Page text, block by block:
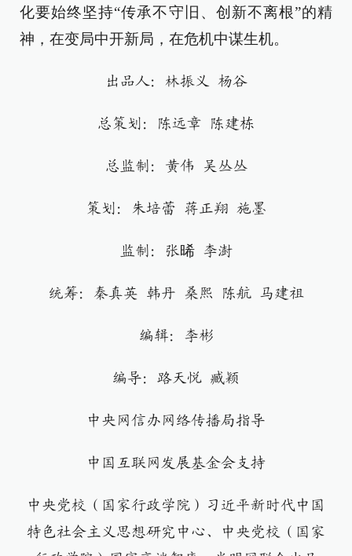
化要始终坚持“传承不守旧、创新不离根”的精
神，在变局中开新局，在危机中谋生机。
出品人：林振义 杨谷
总策划：陈远章 陈建栋
总监制：黄伟 吴丛丛
策划：朱培蕾 蒋正翔 施墨
监制：张晞 李澍
统筹：秦真英 韩丹 桑熙 陈航 马建祖
编辑：李彬
编导：路天悦 臧颖
中央网信办网络传播局指导
中国互联网发展基金会支持
中央党校（国家行政学院）习近平新时代中国
特色社会主义思想研究中心、中央党校（国家